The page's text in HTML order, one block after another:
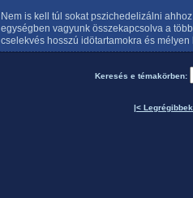
Nem is kell túl sokat pszichedelizálni
egységben vagyunk összekapcsolva a
cselekvés hosszú idötartamokra és mélyen
Keresés e témakörben:
|< Legrégibbek